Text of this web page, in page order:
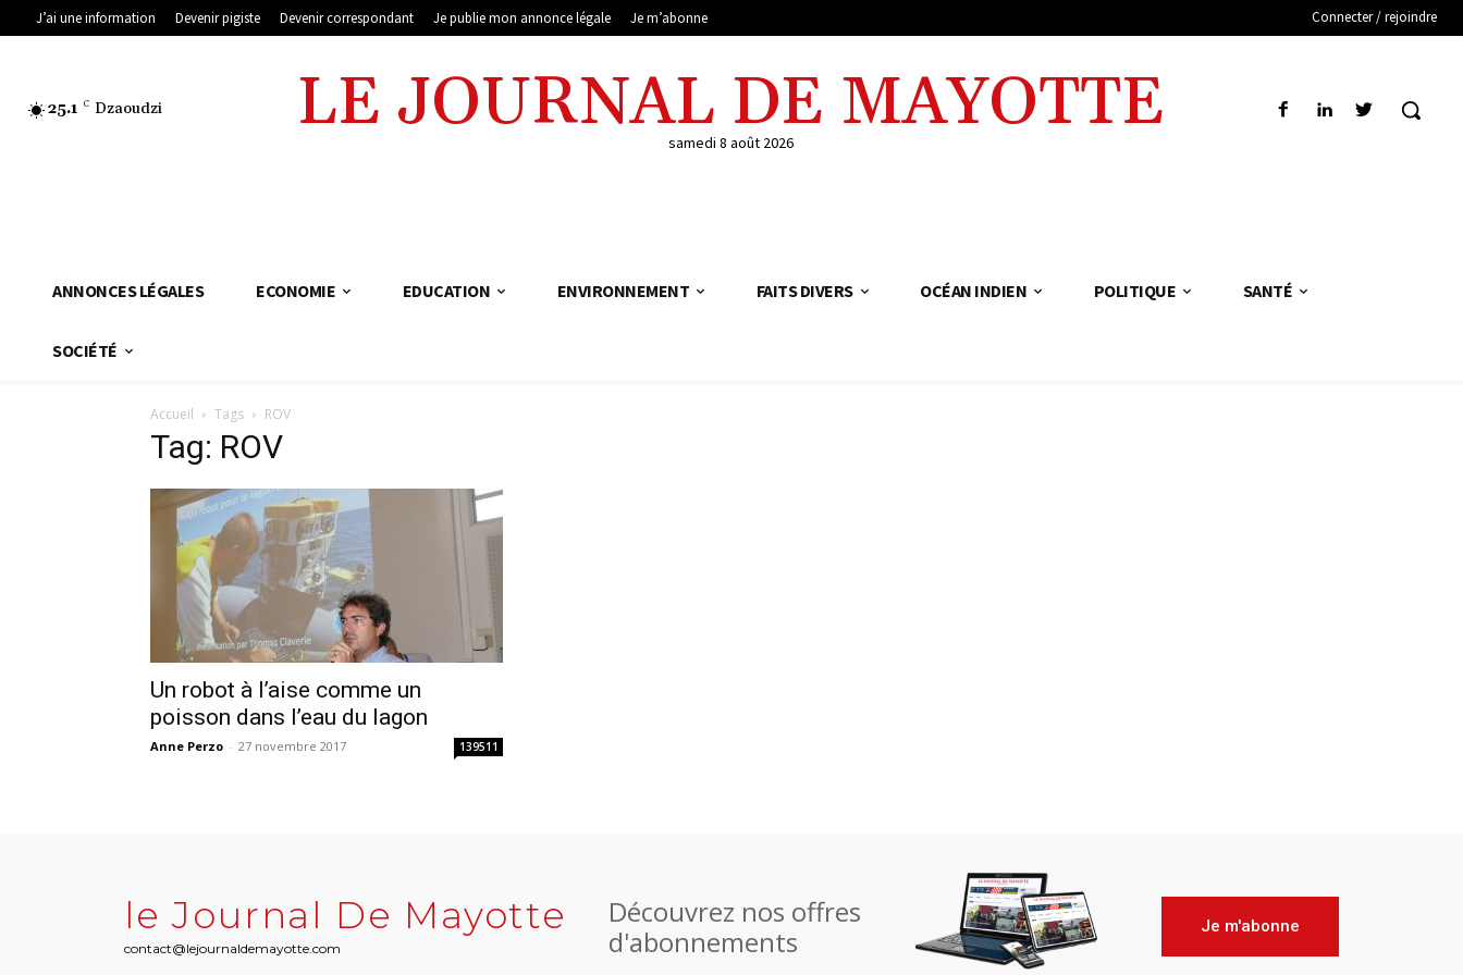
J’ai une information Devenir pigiste Devenir correspondant Je publie mon annonce légale Je m’abonne Connecter / rejoindre
25.1 C Dzaoudzi LE JOURNAL DE MAYOTTE
samedi 8 août 2026
ANNONCES LÉGALES ECONOMIE EDUCATION ENVIRONNEMENT FAITS DIVERS OCÉAN INDIEN POLITIQUE SANTÉ
SOCIÉTÉ
Accueil Tags ROV
Tag: ROV
Un robot à l’aise comme un
poisson dans l’eau du lagon
Anne Perzo - 27 novembre 2017 139511
le Journal De Mayotte
contact@lejournaldemayotte.com
Découvrez nos offres
d'abonnements
Je m'abonne